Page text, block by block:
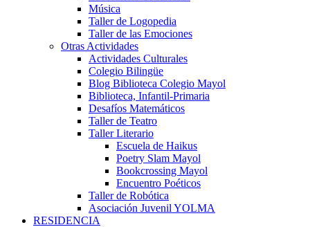
Música
Taller de Logopedia
Taller de las Emociones
Otras Actividades
Actividades Culturales
Colegio Bilingüe
Blog Biblioteca Colegio Mayol
Biblioteca, Infantil-Primaria
Desafíos Matemáticos
Taller de Teatro
Taller Literario
Escuela de Haikus
Poetry Slam Mayol
Bookcrossing Mayol
Encuentro Poéticos
Taller de Robótica
Asociación Juvenil YOLMA
RESIDENCIA